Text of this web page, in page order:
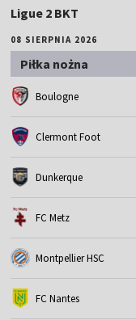
Ligue 2 BKT
08 SIERPNIA 2026
Piłka nożna
Boulogne
Clermont Foot
Dunkerque
FC Metz
Montpellier HSC
FC Nantes